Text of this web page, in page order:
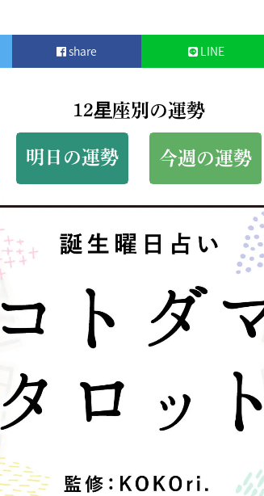
share LINE
12星座別の運勢
明日の運勢 今週の運勢